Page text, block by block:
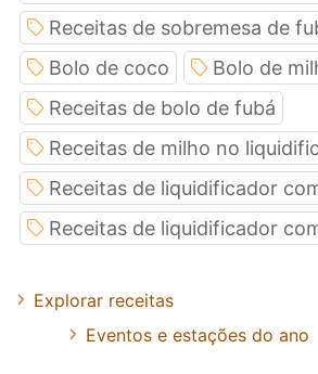
Receitas de sobremesa de
Bolo de coco
Bolo de
Receitas de bolo de fubá
Receitas de milho no
Receitas de liquidificador
Receitas de liquidificador
Explorar receitas
Eventos e estações do ano